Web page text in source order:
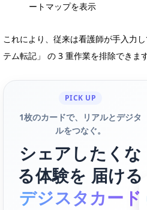
ートマップを表示
これにより、従来は看護師が手入力
テム転記」 の 3 重作業を排除できます
PICK UP
1枚のカードで、リアルとデジタ
ルをつなぐ。
シェアしたくな
る体験を 届ける
デジスタカード